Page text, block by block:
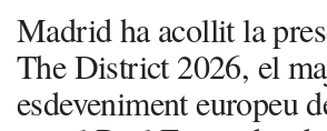
Madrid ha acollit la
The District 2026, el
esdeveniment europeu